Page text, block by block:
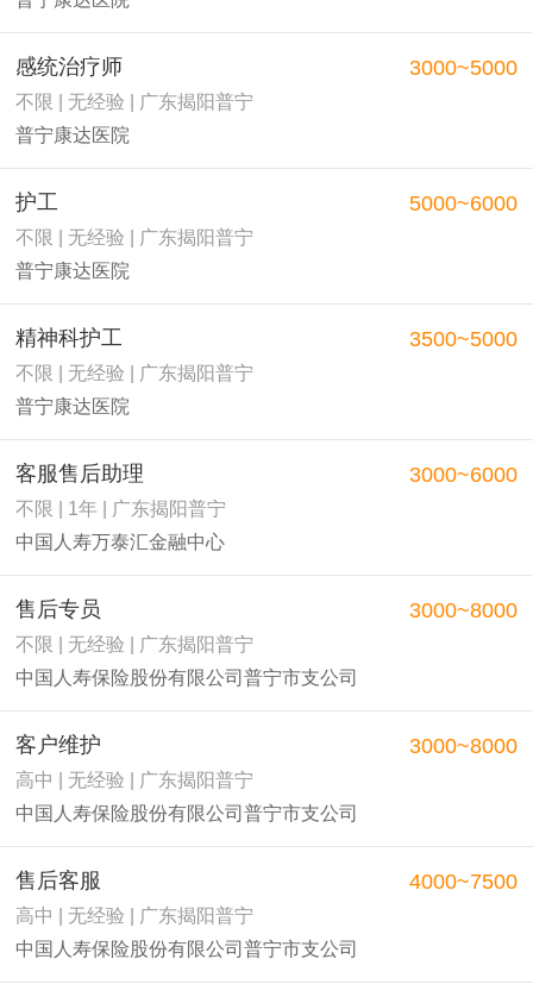
感统治疗师
不限 | 无经验 | 广东揭阳普宁
普宁康达医院
3000~5000
护工
不限 | 无经验 | 广东揭阳普宁
普宁康达医院
5000~6000
精神科护工
不限 | 无经验 | 广东揭阳普宁
普宁康达医院
3500~5000
客服售后助理
不限 | 1年 | 广东揭阳普宁
中国人寿万泰汇金融中心
3000~6000
售后专员
不限 | 无经验 | 广东揭阳普宁
中国人寿保险股份有限公司普宁市支公司
3000~8000
客户维护
高中 | 无经验 | 广东揭阳普宁
中国人寿保险股份有限公司普宁市支公司
3000~8000
售后客服
高中 | 无经验 | 广东揭阳普宁
中国人寿保险股份有限公司普宁市支公司
4000~7500